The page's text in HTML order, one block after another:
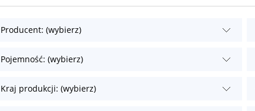
Producent: (wybierz)
Pojemność: (wybierz)
Kraj produkcji: (wybierz)